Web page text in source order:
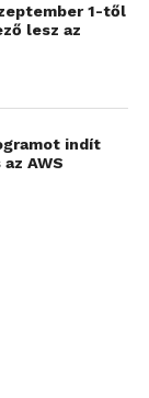
az,
1-től
lesz az
indít
AWS